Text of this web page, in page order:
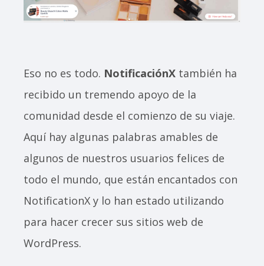
Eso no es todo. NotificaciónX también ha
recibido un tremendo apoyo de la
comunidad desde el comienzo de su viaje.
Aquí hay algunas palabras amables de
algunos de nuestros usuarios felices de
todo el mundo, que están encantados con
NotificationX y lo han estado utilizando
para hacer crecer sus sitios web de
WordPress.